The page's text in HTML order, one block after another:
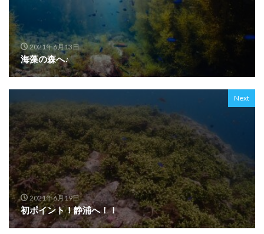
2021年6月13日
海藻の森へ♪
Next
2021年6月19日
初ポイント！静浦へ！！